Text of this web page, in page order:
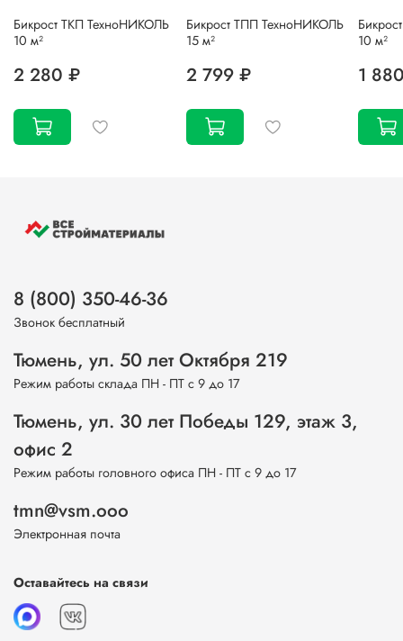
Бикрост ТКП ТехноНИКОЛЬ
10 м²
2 280 ₽
Бикрост ТПП ТехноНИКОЛЬ
15 м²
2 799 ₽
10 м²
1
8 (800) 350-46-36
Звонок бесплатный
Тюмень, ул. 50 лет Октября 219
Режим работы склада ПН - ПТ с 9 до 17
Тюмень, ул. 30 лет Победы 129, этаж 3,
офис 2
Режим работы головного офиса ПН - ПТ с 9 до 17
tmn@vsm.ooo
Электронная почта
Оставайтесь на связи